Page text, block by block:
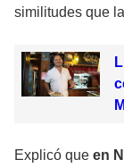
similitudes que
Explicó que en